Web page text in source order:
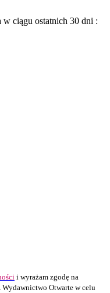
w ciągu ostatnich 30 dni :
i wyrażam zgodę na
Otwarte w celu